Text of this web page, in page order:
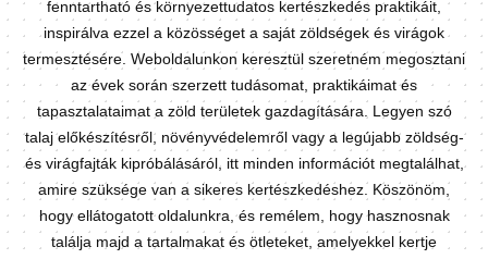
fenntartható és környezettudatos kertészkedés praktikáit,
inspirálva ezzel a közösséget a saját zöldségek és virágok
termesztésére. Weboldalunkon keresztül szeretném megosztani
az évek során szerzett tudásomat, praktikáimat és
tapasztalataimat a zöld területek gazdagítására. Legyen szó
talaj előkészítésről, növényvédelemről vagy a legújabb zöldség-
és virágfajták kipróbálásáról, itt minden információt megtalálhat,
amire szüksége van a sikeres kertészkedéshez. Köszönöm,
hogy ellátogatott oldalunkra, és remélem, hogy hasznosnak
találja majd a tartalmakat és ötleteket, amelyekkel kertje